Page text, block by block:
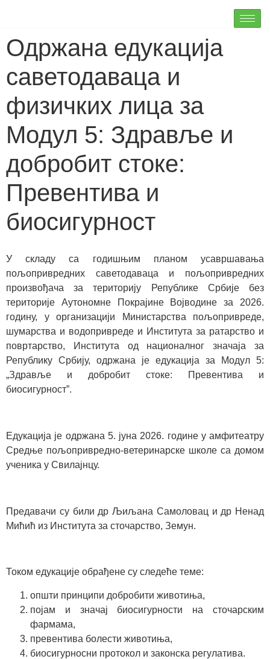
Одржана едукација
саветодаваца и
физичких лица за
Модул 5: Здравље и
добробит стоке:
Превентива и
биосигурност
У складу са годишњим планом усавршавања
пољопривредних саветодаваца и пољопривредних
произвођача за територију Републике Србије без
територије Аутономне Покрајине Војводине за 2026.
годину, у организацији Министарства пољопривреде,
шумарства и водопривреде и Института за ратарство и
повртарство, Института од националног значаја за
Републику Србију, одржана је едукација за Модул 5:
„Здравље и добробит стоке: Превентива и
биосигурност”.
Едукација је одржана 5. јуна 2026. године у амфитеатру
Средње пољопривредно-ветеринарске школе са домом
ученика у Свилајнцу.
Предавачи су били др Љиљана Самоловац и др Ненад
Мићић из Института за сточарство, Земун.
Током едукације обрађене су следеће теме:
општи принципи добробити животиња,
појам и значај биосигурности на сточарским
фармама,
превентива болести животиња,
биосигурносни протокол и законска регулатива.